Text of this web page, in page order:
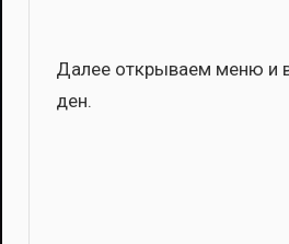
Далее откры­ва­ем меню и
ден.